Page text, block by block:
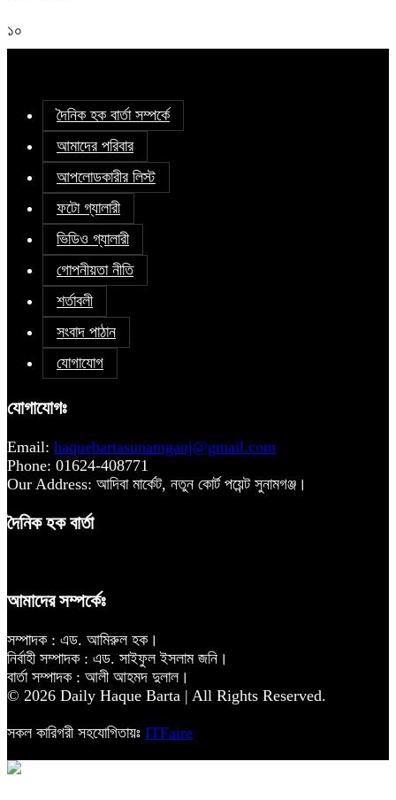
১০
দৈনিক হক বার্তা সম্পর্কে
আমাদের পরিবার
আপলোডকারীর লিস্ট
ফটো গ্যালারী
ভিডিও গ্যালারী
গোপনীয়তা নীতি
শর্তাবলী
সংবাদ পাঠান
যোগাযোগ
যোগাযোগঃ
Email: haquebartasunamganj@gmail.com
Phone: 01624-408771
Our Address: আদিবা মার্কেট, নতুন কোর্ট পয়েন্ট সুনামগঞ্জ।
দৈনিক হক বার্তা
আমাদের সম্পর্কেঃ
সম্পাদক : এড. আমিরুল হক।
নির্বাহী সম্পাদক : এড. সাইফুল ইসলাম জনি।
বার্তা সম্পাদক : আলী আহমদ দুলাল।
© 2026 Daily Haque Barta | All Rights Reserved.
সকল কারিগরী সহযোগিতায়ঃ ITFaire